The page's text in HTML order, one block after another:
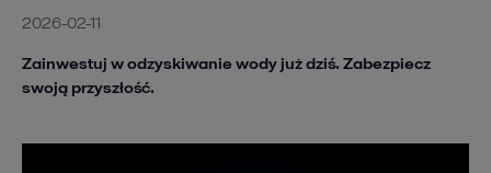
2026-02-11
Zainwestuj w odzyskiwanie wody już dziś. Zabezpiecz
swoją przyszłość.